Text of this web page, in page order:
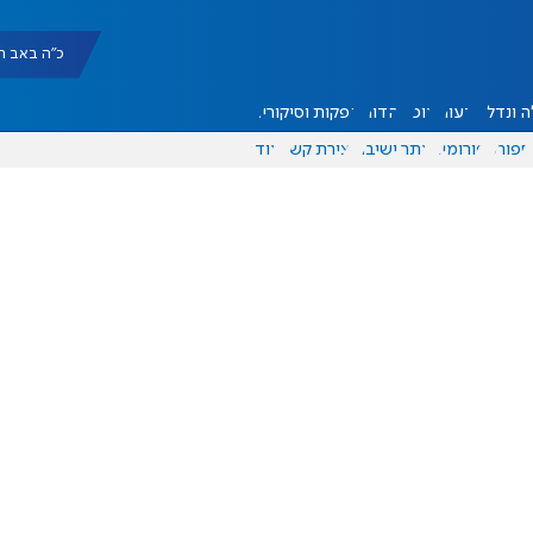
כ"ה באב תשפ"ו
ונדל"ן דעות אוכל יהדות הפקות וסיקורים
ספורט פורומים אתר ישיבה יצירת קשר עוד